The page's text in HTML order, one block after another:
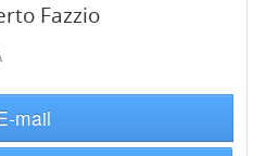
Fazzio
mail